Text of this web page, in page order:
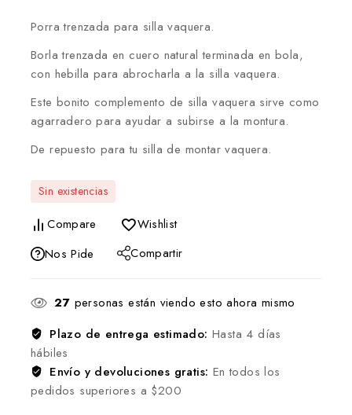
Porra trenzada para silla vaquera.
Borla trenzada en cuero natural terminada en bola,
con hebilla para abrocharla a la silla vaquera.
Este bonito complemento de silla vaquera sirve como
agarradero para ayudar a subirse a la montura.
De repuesto para tu silla de montar vaquera.
Sin existencias
Compare
Wishlist
Nos Pide
Compartir
27 personas están viendo esto ahora mismo
Plazo de entrega estimado: Hasta 4 días
hábiles
Envío y devoluciones gratis: En todos los
pedidos superiores a $200